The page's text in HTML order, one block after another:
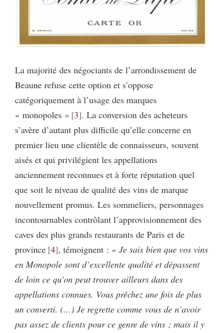
La majorité des négociants de l’arrondissement de
Beaune refuse cette option et s’oppose
catégoriquement à l’usage des marques
« monopoles » 3 . La conversion des acheteurs
s’avère d’autant plus difficile qu’elle concerne en
premier lieu une clientèle de connaisseurs, souvent
aisés et qui privilégient les appellations
anciennement reconnues et à forte réputation quel
que soit le niveau de qualité des vins de marque
nouvellement promus. Les sommeliers, personnages
incontournables contrôlant l’approvisionnement des
caves des plus grands restaurants de Paris et de
province 4 , témoignent : « Je sais bien que vos vins
en Monopole sont d’excellente qualité et dépassent
de loin ce qu’on peut trouver ailleurs dans des
appellations connues. Vous prêchez une fois de plus
un converti. (…) Je regrette comme vous de n’avoir
pas assez de clients pour ce genre de vins ; mais il y